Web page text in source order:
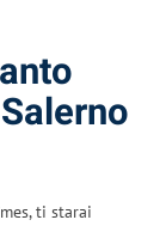
ti starai